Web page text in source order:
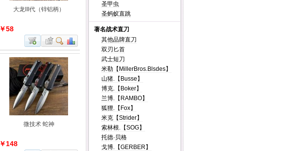
大龙III代（锌铝柄）
￥58
微技术 蛇神
￥148
圣甲虫
圣蚂蚁直跳
著名战术直刀
其他品牌直刀
双刃匕首
武士短刀
米勒【MillerBros.Blsdes】
山猪.【Busse】
博克.【Boker】
兰博.【RAMBO】
狐狸.【Fox】
米克【Strider】
索林根.【SOG】
托德·贝格
戈博.【GERBER】